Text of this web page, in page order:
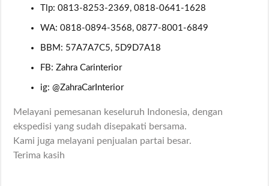
Tlp: 0813-8253-2369, 0818-0641-1628
WA: 0818-0894-3568, 0877-8001-6849
BBM: 57A7A7C5, 5D9D7A18
FB: Zahra Carinterior
ig: @ZahraCarInterior
Melayani pemesanan keseluruh Indonesia, dengan
ekspedisi yang sudah disepakati bersama.
Kami juga melayani penjualan partai besar.
Terima kasih